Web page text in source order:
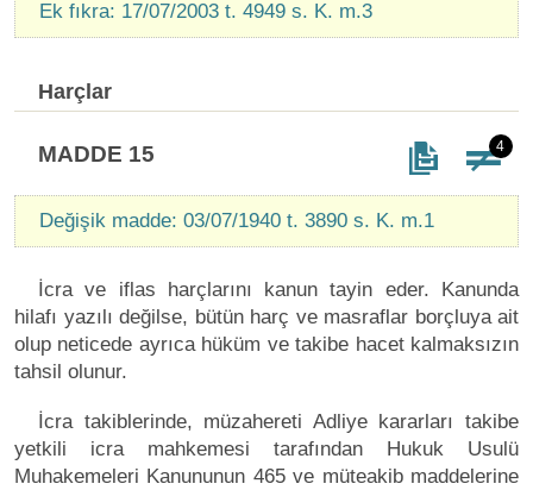
Ek fıkra: 17/07/2003 t. 4949 s. K. m.3
Harçlar
MADDE 15 4
Değişik madde: 03/07/1940 t. 3890 s. K. m.1
İcra ve iflas harçlarını kanun tayin eder. Kanunda
hilafı yazılı değilse, bütün harç ve masraflar borçluya ait
olup neticede ayrıca hüküm ve takibe hacet kalmaksızın
tahsil olunur.
İcra takiblerinde, müzahereti Adliye kararları takibe
yetkili icra mahkemesi tarafından Hukuk Usulü
Muhakemeleri Kanununun 465 ve müteakib maddelerine